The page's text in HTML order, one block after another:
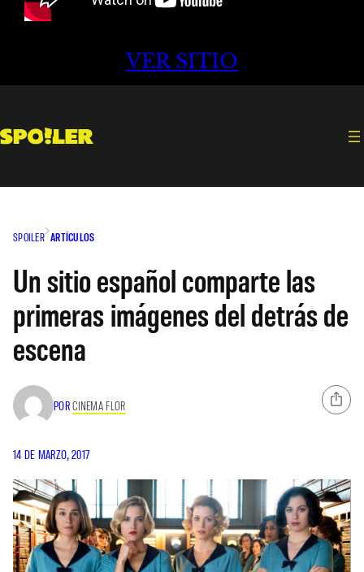
VER SITIO
SPOILER ARTÍCULOS
Un sitio español comparte las
primeras imágenes del detrás de
escena
PORCINEMA FLOR
14 DE MARZO, 2017